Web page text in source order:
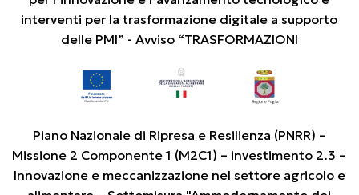
interventi per la trasformazione digitale a supporto
delle PMI” - Avviso “TRASFORMAZIONI
Piano Nazionale di Ripresa e Resilienza (PNRR) –
Missione 2 Componente 1 (M2C1) – investimento 2.3 –
Innovazione e meccanizzazione nel settore agricolo e